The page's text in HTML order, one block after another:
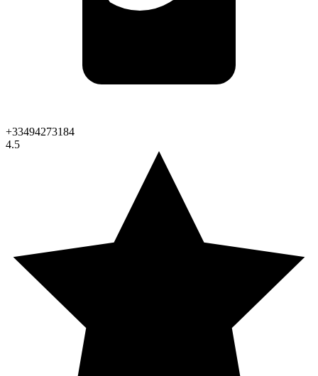
+33494273184
4.5